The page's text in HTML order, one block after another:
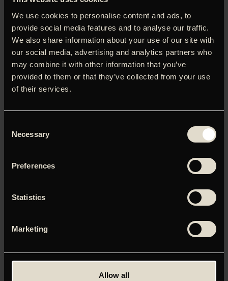
We use cookies to personalise content and ads, to
provide social media features and to analyse our traffic.
We also share information about your use of our site with
our social media, advertising and analytics partners who
may combine it with other information that you’ve
provided to them or that they’ve collected from your use
of their services.
Selection
Necessary
Preferences
Statistics
Marketing
Allow all
regimes vigtigste propagandafilm, ’Viljens triumf’ og
’Olympia’, som til overflod var fyldt med iscenesat
kropsdyrkelse og sublim æstetik. Ved hjælp af omfattende
dokumenter fra Riefenstahls dødsbo – herunder private
film, fotos, optagelser og breve – tegner Andres Veiel
billedet af en selvmodsigende kunstner, der kæmpede
med sit image og sin fortid gennem hele sit lange liv uden
arkiver rummer masser af breve og arkiverede
tyskere også i efterkrigstiden groede en længsel efter en
Du skal tillade marketing-cookies for at kunne se denne